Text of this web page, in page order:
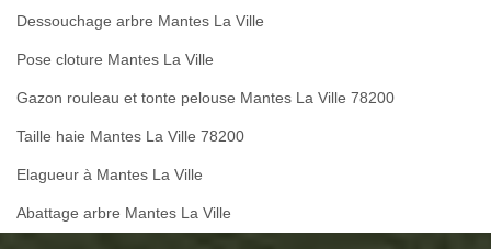
Dessouchage arbre Mantes La Ville
Pose cloture Mantes La Ville
Gazon rouleau et tonte pelouse Mantes La Ville 78200
Taille haie Mantes La Ville 78200
Elagueur à Mantes La Ville
Abattage arbre Mantes La Ville